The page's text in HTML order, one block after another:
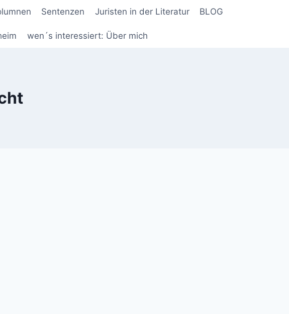
Sentenzen Juristen in der Literatur BLOG
wen´s interessiert: Über mich